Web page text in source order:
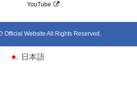
YouTube
Official Website All Rights Reserved.
日本語